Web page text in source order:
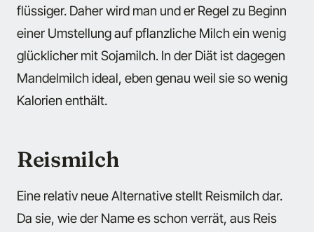
flüssiger. Daher wird man und er Regel zu Beginn
einer Umstellung auf pflanzliche Milch ein wenig
glücklicher mit Sojamilch. In der Diät ist dagegen
Mandelmilch ideal, eben genau weil sie so wenig
Kalorien enthält.
Reismilch
Eine relativ neue Alternative stellt Reismilch dar.
Da sie, wie der Name es schon verrät, aus Reis